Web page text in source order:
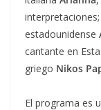
estadounidense
cantante en
griego Nikos
El programa es